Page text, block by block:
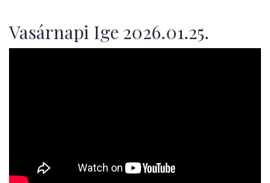
Vasárnapi Ige 2026.01.25.